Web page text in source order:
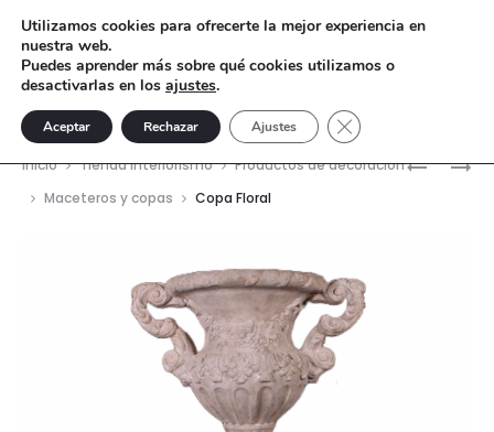
COPA
COPA
Inicio Tienda interiorismo
Productos de decoración
Maceteros y copas
Copa Floral
Utilizamos cookies para ofrecerte la mejor experiencia en
nuestra web.
Puedes aprender más sobre qué cookies utilizamos o
desactivarlas en los ajustes.
Aceptar Rechazar Ajustes Cerrar el banner de